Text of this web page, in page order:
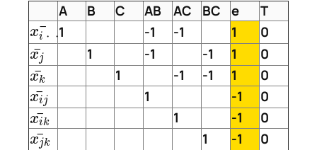
A
B C AB AC BC e T
xi ・ ・
¯ 1 -1 -1 1 0
xj
¯ 1 -1 -1 1 0
xk
¯ 1 -1 -1 1 0
xij
¯ 1 -1 0
xik
¯ 1 -1 0
xjk
¯ 1 -1 0